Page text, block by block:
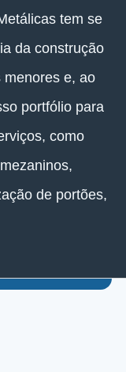
tem se
da construção
e, ao
portfólio para
como
de portões,